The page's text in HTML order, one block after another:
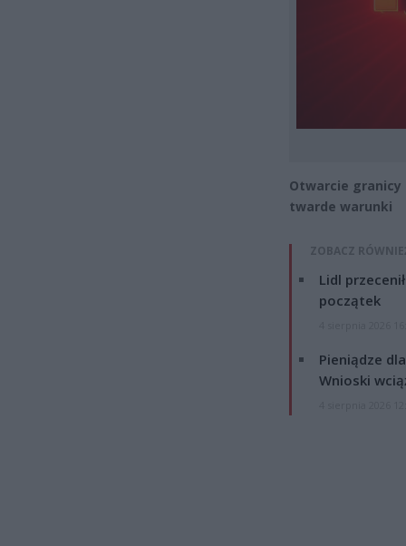
Otwarcie granicy
twarde warunki
ZOBACZ
Lidl
początek
Pieniądze
Wnioski